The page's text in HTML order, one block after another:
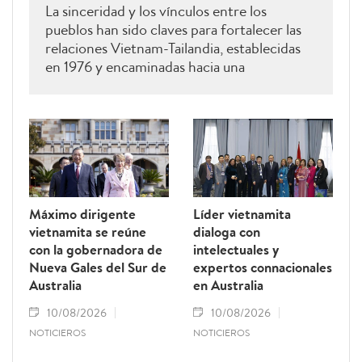
La sinceridad y los vínculos entre los
pueblos han sido claves para fortalecer las
relaciones Vietnam-Tailandia, establecidas
en 1976 y encaminadas hacia una
Máximo dirigente
vietnamita se reúne
con la gobernadora de
Nueva Gales del Sur de
Australia
10/08/2026
NOTICIEROS
Líder vietnamita
dialoga con
intelectuales y
expertos connacionales
en Australia
10/08/2026
NOTICIEROS